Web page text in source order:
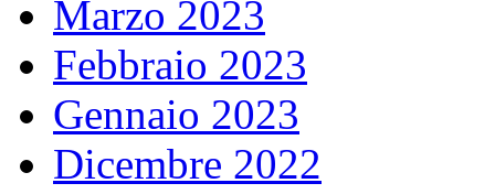
Marzo 2023
Febbraio 2023
Gennaio 2023
Dicembre 2022